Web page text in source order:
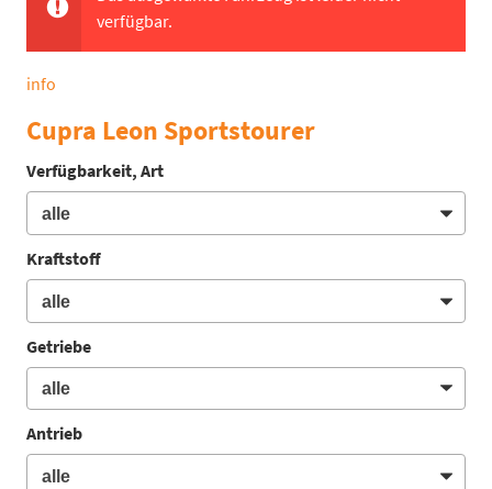
verfügbar.
info
Cupra Leon Sportstourer
Verfügbarkeit, Art
Kraftstoff
Getriebe
Antrieb